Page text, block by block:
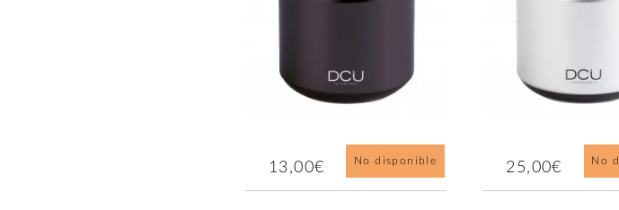
13,00€ No disponible 25,00€ No